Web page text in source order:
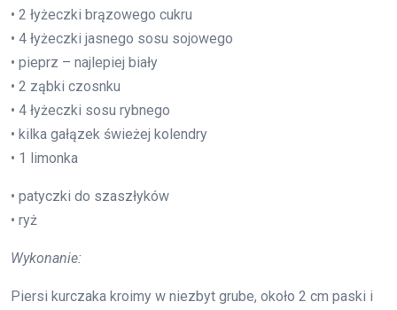
• 2 łyżeczki brązowego cukru
• 4 łyżeczki jasnego sosu sojowego
• pieprz – najlepiej biały
• 2 ząbki czosnku
• 4 łyżeczki sosu rybnego
• kilka gałązek świeżej kolendry
• 1 limonka
• patyczki do szaszłyków
• ryż
Wykonanie:
Piersi kurczaka kroimy w niezbyt grube, około 2 cm paski i